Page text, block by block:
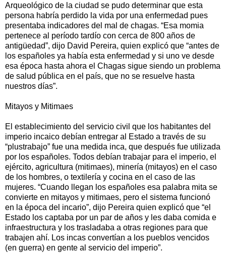
Arqueológico de la ciudad se pudo determinar que esta
persona habría perdido la vida por una enfermedad pues
presentaba indicadores del mal de chagas. “Esa momia
pertenece al período tardío con cerca de 800 años de
antigüedad”, dijo David Pereira, quien explicó que “antes de
los españoles ya había esta enfermedad y si uno ve desde
esa época hasta ahora el Chagas sigue siendo un problema
de salud pública en el país, que no se resuelve hasta
nuestros días”.
Mitayos y Mitimaes
El establecimiento del servicio civil que los habitantes del
imperio incaico debían entregar al Estado a través de su
“plustrabajo” fue una medida inca, que después fue utilizada
por los españoles. Todos debían trabajar para el imperio, el
ejército, agricultura (mitimaes), minería (mitayos) en el caso
de los hombres, o textilería y cocina en el caso de las
mujeres. “Cuando llegan los españoles esa palabra mita se
convierte en mitayos y mitimaes, pero el sistema funcionó
en la época del incario”, dijo Pereira quien explicó que “el
Estado los captaba por un par de años y les daba comida e
infraestructura y los trasladaba a otras regiones para que
trabajen ahí. Los incas convertían a los pueblos vencidos
(en guerra) en gente al servicio del imperio”.